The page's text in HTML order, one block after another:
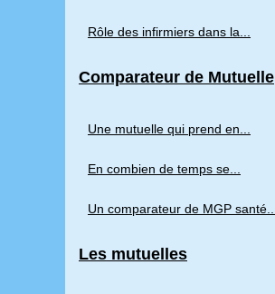
Rôle des infirmiers dans la...
Comparateur de Mutuelle
Une mutuelle qui prend en...
En combien de temps se...
Un comparateur de MGP santé...
Les mutuelles